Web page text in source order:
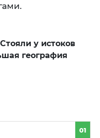
у истоков
география
01